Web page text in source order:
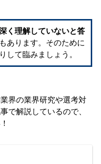
く理解していないと答
あります。そのために
して臨みましょう。
界の業界研究や選考対
で解説しているので、